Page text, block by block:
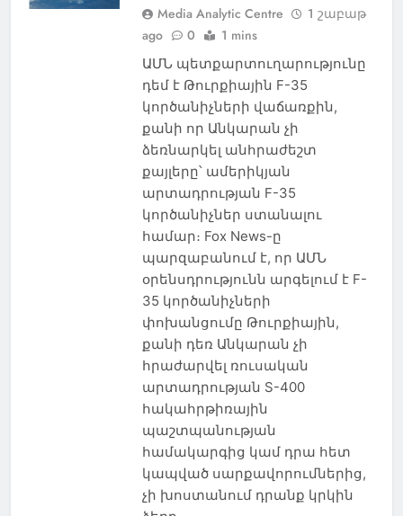
Media Analytic Centre
1 շաբաթ
ago
0 1 mins
ԱՄՆ պետքարտուղարությունը
դեմ է Թուրքիային F-35
կործանիչների վաճառքին,
քանի որ Անկարան չի
ձեռնարկել անհրաժեշտ
քայլերը՝ ամերիկյան
արտադրության F-35
կործանիչներ ստանալու
համար։ Fox News-ը
պարզաբանում է, որ ԱՄՆ
օրենսդրությունն արգելում է F-
35 կործանիչների
փոխանցումը Թուրքիային,
քանի դեռ Անկարան չի
հրաժարվել ռուսական
արտադրության S-400
հակահրթիռային
պաշտպանության
համակարգից կամ դրա հետ
կապված սարքավորումներից,
չի խոստանում դրանք կրկին